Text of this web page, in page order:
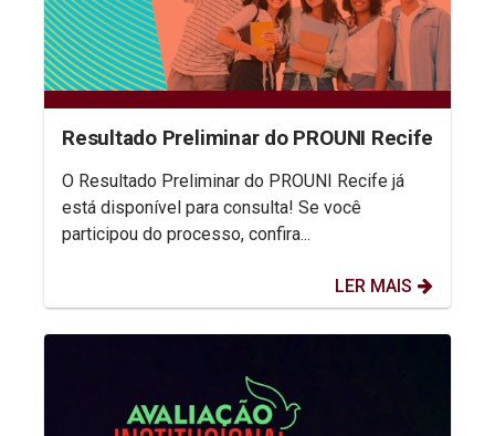
Resultado Preliminar do PROUNI Recife
O Resultado Preliminar do PROUNI Recife já
está disponível para consulta! Se você
participou do processo, confira...
LER MAIS